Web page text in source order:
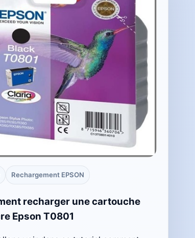
Rechargement EPSON
recharger une cartouche
Epson T0801